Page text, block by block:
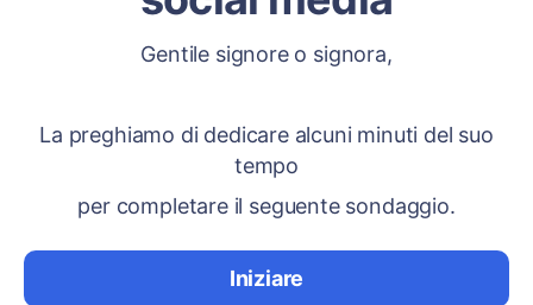
Gentile signore o signora,
La preghiamo di dedicare alcuni minuti del suo
tempo
per completare il seguente sondaggio.
Iniziare